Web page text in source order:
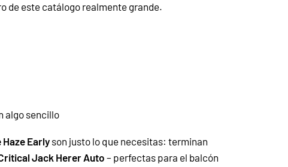
de este catálogo realmente grande.
algo sencillo
Earlyson justo lo que necesitas: terminan
Jack Herer Auto – perfectas para el balcón